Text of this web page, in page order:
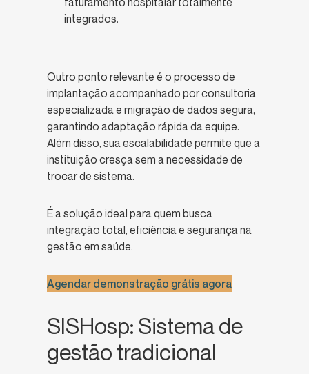
integrados.
Outro ponto relevante é o processo de
implantação acompanhado por consultoria
especializada e migração de dados segura,
garantindo adaptação rápida da equipe.
Além disso, sua escalabilidade permite que a
instituição cresça sem a necessidade de
trocar de sistema.
É a solução ideal para quem busca
integração total, eficiência e segurança na
gestão em saúde.
Agendar demonstração grátis agora
SISHosp: Sistema de
gestão tradicional